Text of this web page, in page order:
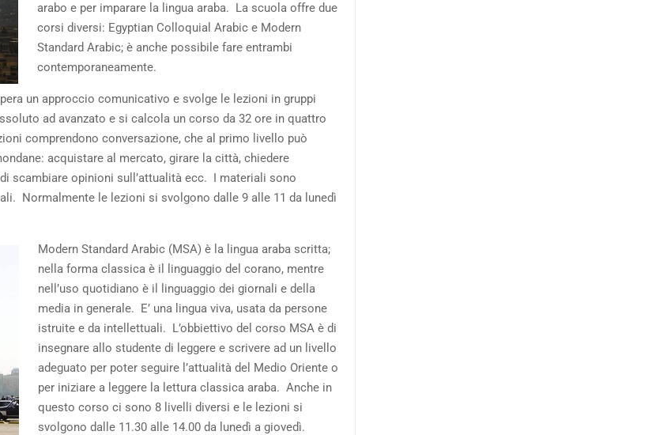
arabo e per imparare la lingua araba. La scuola offre due
corsi diversi: Egyptian Colloquial Arabic e Modern
Standard Arabic; è anche possibile fare entrambi
contemporaneamente.
un approccio comunicativo e svolge le lezioni in gruppi
ad avanzato e si calcola un corso da 32 ore in quattro
comprendono conversazione, che al primo livello può
acquistare al mercato, girare la città, chiedere
scambiare opinioni sull’attualità ecc. I materiali sono
Normalmente le lezioni si svolgono dalle 9 alle 11 da lunedì
Modern Standard Arabic (MSA) è la lingua araba scritta;
nella forma classica è il linguaggio del corano, mentre
nell’uso quotidiano è il linguaggio dei giornali e della
media in generale. E’ una lingua viva, usata da persone
istruite e da intellettuali. L’obbiettivo del corso MSA è di
insegnare allo studente di leggere e scrivere ad un livello
adeguato per poter seguire l’attualità del Medio Oriente o
per iniziare a leggere la lettura classica araba. Anche in
questo corso ci sono 8 livelli diversi e le lezioni si
svolgono dalle 11.30 alle 14.00 da lunedì a giovedì.